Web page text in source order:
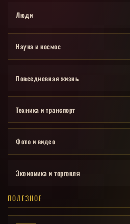
Люди
Наука и космос
Повседневная жизнь
Техника и транспорт
Фото и видео
Экономика и торговля
ПОЛЕЗНОЕ